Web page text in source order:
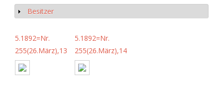
Show
Besitzer
5.1892=Nr.
255(26.März),13
5.1892=Nr.
255(26.März),14